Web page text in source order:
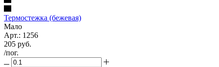
Термостежка (бежевая)
Мало
Арт.: 1256
205 руб.
/пог.